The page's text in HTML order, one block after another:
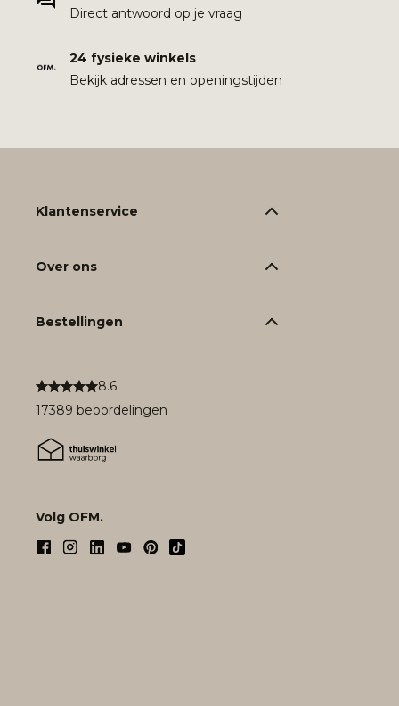
Direct antwoord op je vraag
24 fysieke winkels
Bekijk adressen en openingstijden
8.6
17389 beoordelingen
Volg OFM.
Klantenservice
Over ons
Bestellingen